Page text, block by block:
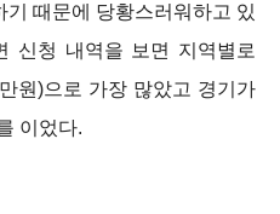
때문에 당황스러워하고 있
신청 내역을 보면 지역별로
원)으로 가장 많았고 경기가
이었다.